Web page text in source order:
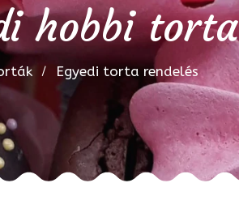
hobbi torta
Egyedi torta rendelés